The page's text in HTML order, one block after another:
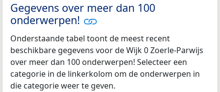
Gegevens over meer dan 100
onderwerpen!
Onderstaande tabel toont de meest recent
beschikbare gegevens voor de Wijk 0 Zoerle-Parwijs
over meer dan 100 onderwerpen! Selecteer een
categorie in de linkerkolom om de onderwerpen in
die categorie weer te geven.